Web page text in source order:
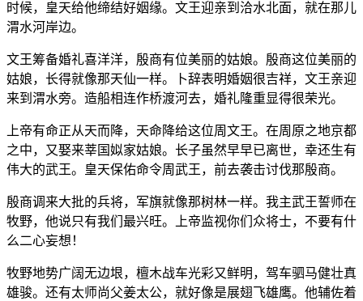
时候，皇天给他缔结好姻缘。文王迎亲到洽水北面，就在那儿
渭水河岸边。
文王筹备婚礼喜洋洋，殷商有位美丽的姑娘。殷商这位美丽的
姑娘，长得就像那天仙一样。卜辞表明婚姻很吉祥，文王亲迎
来到渭水旁。造船相连作桥渡河去，婚礼隆重显得很荣光。
上帝有命正从天而降，天命降给这位周文王。在周原之地京都
之中，又娶来莘国姒家姑娘。长子虽然早早已离世，幸还生有
伟大的武王。皇天保佑命令周武王，前去袭击讨伐那殷商。
殷商调来大批的兵将，军旗就像那树林一样。我主武王誓师在
牧野，他说只有我们最兴旺。上帝监视你们众将士，不要有什
么二心妄想！
牧野地势广阔无边垠，檀木战车光彩又鲜明，驾车驷马健壮真
雄骏。还有太师尚父姜太公，就好像是展翅飞雄鹰。他辅佐着